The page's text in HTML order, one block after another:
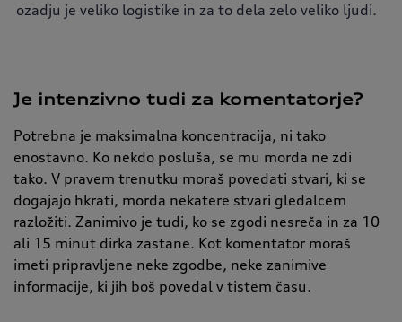
ozadju je veliko logistike in za to dela zelo veliko ljudi.
Je intenzivno tudi za komentatorje?
Potrebna je maksimalna koncentracija, ni tako
enostavno. Ko nekdo posluša, se mu morda ne zdi
tako. V pravem trenutku moraš povedati stvari, ki se
dogajajo hkrati, morda nekatere stvari gledalcem
razložiti. Zanimivo je tudi, ko se zgodi nesreča in za 10
ali 15 minut dirka zastane. Kot komentator moraš
imeti pripravljene neke zgodbe, neke zanimive
informacije, ki jih boš povedal v tistem času.